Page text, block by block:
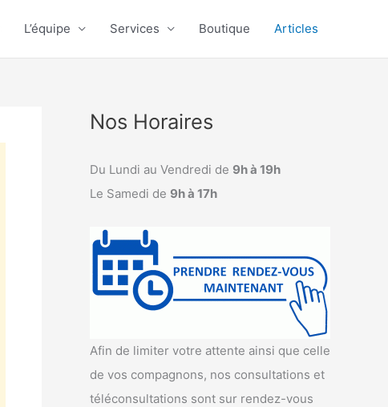
L’équipe Services Boutique Articles
Nos Horaires
Du Lundi au Vendredi de 9h à 19h
Le Samedi de 9h à 17h
Afin de limiter votre attente ainsi que celle
de vos compagnons, nos consultations et
téléconsultations sont sur rendez-vous